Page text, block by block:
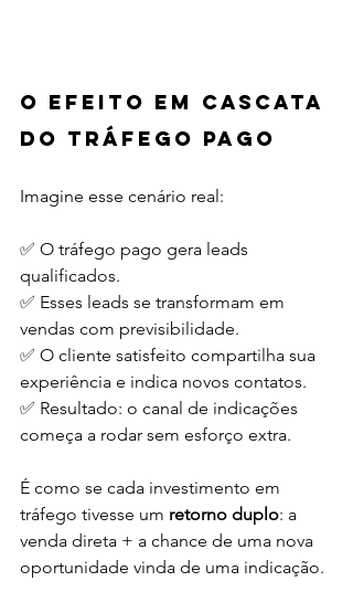
O efeito em cascata
do tráfego pago
Imagine esse cenário real:
✅ O tráfego pago gera leads
qualificados.
✅ Esses leads se transformam em
vendas com previsibilidade.
✅ O cliente satisfeito compartilha sua
experiência e indica novos contatos.
✅ Resultado: o canal de indicações
começa a rodar sem esforço extra.
É como se cada investimento em
tráfego tivesse um retorno duplo: a
venda direta + a chance de uma nova
oportunidade vinda de uma indicação.